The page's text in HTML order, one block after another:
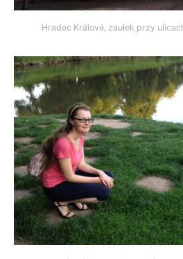
Hradec Králové, zaułek przy